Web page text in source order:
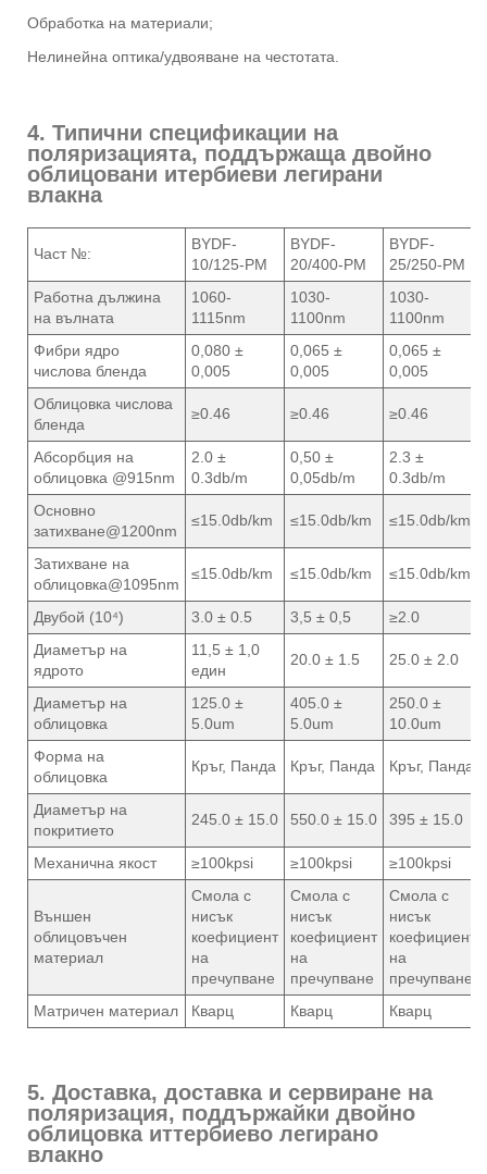
Обработка на материали;
Нелинейна оптика/удвояване на честотата.
4. Типични спецификации на
поляризацията, поддържаща двойно
облицовани итербиеви легирани
влакна
Част №:
BYDF-
10/125-PM
BYDF-
20/400-PM
BYDF-
25/250-PM
Работна дължина
на вълната
1060-
1115nm
1030-
1100nm
1030-
1100nm
Фибри ядро ​​
числова бленда
0,080 ±
0,005
0,065 ±
0,005
0,065 ±
0,005
Облицовка числова
бленда
≥0.46 ≥0.46 ≥0.46
Абсорбция на
облицовка @915nm
2.0 ±
0.3db/m
0,50 ±
0,05db/m
2.3 ±
0.3db/m
Основно
затихване@1200nm
≤15.0db/km ≤15.0db/km ≤15.0db/km
Затихване на
облицовка@1095nm
≤15.0db/km ≤15.0db/km ≤15.0db/km
Двубой (10⁴) 3.0 ± 0.5 3,5 ± 0,5
≥2.0
Диаметър на
ядрото
11,5 ± 1,0
един
20.0 ± 1.5 25.0 ± 2.0
Диаметър на
облицовка
125.0 ±
5.0um
405.0 ±
5.0um
250.0 ±
10.0um
Форма на
облицовка
Кръг, Панда Кръг, Панда Кръг, Панда
Диаметър на
покритието
245.0 ± 15.0 550.0 ± 15.0 395 ± 15.0
Механична якост ≥100kpsi ≥100kpsi ≥100kpsi
Външен
облицовъчен
материал
Смола с
нисък
коефициент
на
пречупване
Смола с
нисък
коефициент
на
пречупване
Смола с
нисък
коефициент
на
пречупване
Матричен материал
Кварц Кварц Кварц
5. Доставка, доставка и сервиране на
поляризация, поддържайки двойно
облицовка иттербиево легирано
влакно